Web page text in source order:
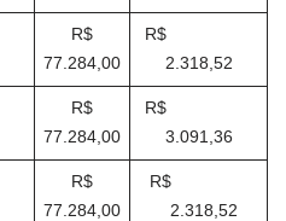
R$
77.284,00
R$
2.318,52
R$
77.284,00
R$
3.091,36
R$
77.284,00
R$
2.318,52